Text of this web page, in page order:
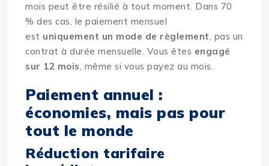
mois peut être résilié à tout moment. Dans 70
% des cas, le paiement mensuel
est uniquement un mode de règlement, pas un
contrat à durée mensuelle. Vous êtes engagé
sur 12 mois, même si vous payez au mois.
Paiement annuel :
économies, mais pas pour
tout le monde
Réduction tarifaire